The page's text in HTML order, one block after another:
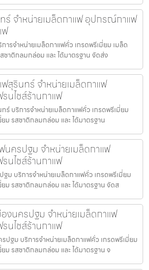
ทร์ จำหน่ายเมล็ดกาแฟ อุปกรณ์กาแฟ
ฟ
ารจำหน่ายเมล็ดกาแฟคั่ว เกรดพรีเมี่ยม เมล็ด
าติกลมกล่อม และ ได้มาตรฐาน จัดส่ง
ฟสุรินทร์ จำหน่ายเมล็ดกาแฟ
นไชส์ร้านกาแฟ
ร์ บริการจำหน่ายเมล็ดกาแฟคั่ว เกรดพรีเมี่ยม
ม รสชาติกลมกล่อม และ ได้มาตรฐาน
ครปฐม จำหน่ายเมล็ดกาแฟ
นไชส์ร้านกาแฟ
ม บริการจำหน่ายเมล็ดกาแฟคั่ว เกรดพรีเมี่ยม
ม รสชาติกลมกล่อม และ ได้มาตรฐาน จัดส
งนครปฐม จำหน่ายเมล็ดกาแฟ
นไชส์ร้านกาแฟ
ปฐม บริการจำหน่ายเมล็ดกาแฟคั่ว เกรดพรีเมี่ยม
ม รสชาติกลมกล่อม และ ได้มาตรฐาน จ